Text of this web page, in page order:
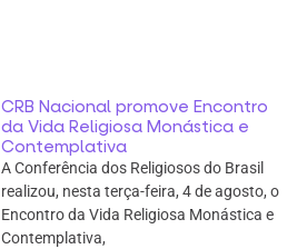
CRB Nacional promove Encontro
da Vida Religiosa Monástica e
Contemplativa
A Conferência dos Religiosos do Brasil
realizou, nesta terça-feira, 4 de agosto, o
Encontro da Vida Religiosa Monástica e
Contemplativa,